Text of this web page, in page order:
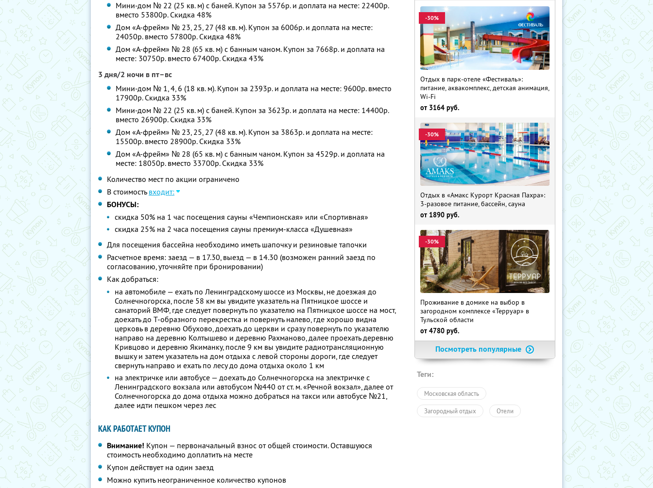
Мини-дом № 22 (25 кв. м) с баней. Купон за 5576р. и доплата на месте: 22400р.
вместо 53800р. Скидка 48%
Дом «А-фрейм» № 23, 25, 27 (48 кв. м). Купон за 6006р. и доплата на месте:
24050р. вместо 57800р. Скидка 48%
Дом «А-фрейм» № 28 (65 кв. м) с банным чаном. Купон за 7668р. и доплата на
месте: 30750р. вместо 67400р. Скидка 43%
3 дня/2 ночи в пт–вс
Мини-дом № 1, 4, 6 (18 кв. м). Купон за 2393р. и доплата на месте: 9600р. вместо
17900р. Скидка 33%
Мини-дом № 22 (25 кв. м) с баней. Купон за 3623р. и доплата на месте: 14400р.
вместо 26900р. Скидка 33%
Дом «А-фрейм» № 23, 25, 27 (48 кв. м). Купон за 3863р. и доплата на месте:
15500р. вместо 28900р. Скидка 33%
Дом «А-фрейм» № 28 (65 кв. м) с банным чаном. Купон за 4529р. и доплата на
месте: 18050р. вместо 33700р. Скидка 33%
Количество мест по акции ограничено
В стоимость входит:
БОНУСЫ:
скидка 50% на 1 час посещения сауны «Чемпионская» или «Спортивная»
скидка 25% на 2 часа посещения сауны премиум-класса «Душевная»
Для посещения бассейна необходимо иметь шапочку и резиновые тапочки
Расчетное время: заезд — в 17.30, выезд — в 14.30 (возможен ранний заезд по
согласованию, уточняйте при бронировании)
Как добраться:
на автомобиле — ехать по Ленинградскому шоссе из Москвы, не доезжая до
Солнечногорска, после 58 км вы увидите указатель на Пятницкое шоссе и
санаторий ВМФ, где следует повернуть по указателю на Пятницкое шоссе на мост,
доехать до Т-образного перекрестка и повернуть налево, где хорошо видна
церковь в деревню Обухово, доехать до церкви и сразу повернуть по указателю
направо на деревню Колтышево и деревню Рахманово, далее проехать деревню
Кривцово и деревню Якиманку, после 9 км вы увидите радиотрансляционную
вышку и затем указатель на дом отдыха с левой стороны дороги, где следует
свернуть направо и ехать по лесу до дома отдыха около 1 км
на электричке или автобусе — доехать до Солнечногорска на электричке с
Ленинградского вокзала или автобусом №440 от ст. м. «Речной вокзал», далее от
Солнечногорска до дома отдыха можно добраться на такси или автобусе №21,
далее идти пешком через лес
КАК РАБОТАЕТ КУПОН
Внимание! Купон — первоначальный взнос от общей стоимости. Оставшуюся
стоимость необходимо доплатить на месте
Купон действует на один заезд
Можно купить неограниченное количество купонов
-30%
Отдых в парк-отеле «Фестиваль»:
питание, аквакомплекс, детская анимация,
Wi-Fi
от 3164 руб.
-30%
Отдых в «Амакс Курорт ‎Красная Пахра»:
3-разовое питание, бассейн, сауна
от 1890 руб.
-30%
Проживание в домике на выбор в
загородном комплексе «Терруар» в
Тульской области
от 4780 руб.
Посмотреть популярные
Теги:
Московская область
Загородный отдых Отели